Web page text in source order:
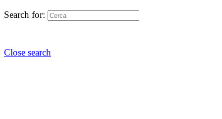
Search for:
Close search